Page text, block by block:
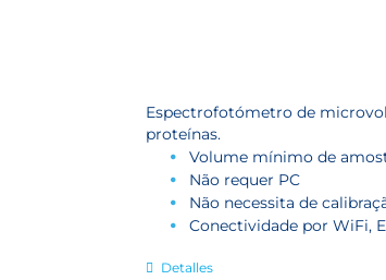
Espectrofotómetro de
proteínas.
Volume mínimo de
Não requer PC
Não necessita de
Conectividade por WiFi,
Detalles